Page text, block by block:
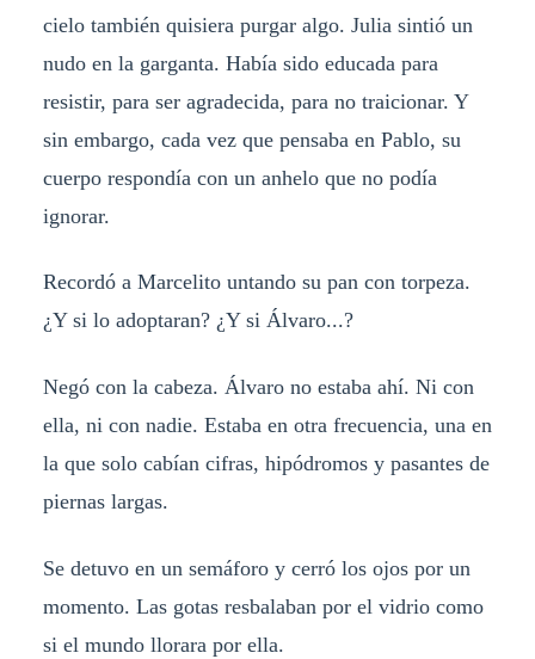
cielo también quisiera purgar algo. Julia sintió un
nudo en la garganta. Había sido educada para
resistir, para ser agradecida, para no traicionar. Y
sin embargo, cada vez que pensaba en Pablo, su
cuerpo respondía con un anhelo que no podía
ignorar.
Recordó a Marcelito untando su pan con torpeza.
¿Y si lo adoptaran? ¿Y si Álvaro...?
Negó con la cabeza. Álvaro no estaba ahí. Ni con
ella, ni con nadie. Estaba en otra frecuencia, una en
la que solo cabían cifras, hipódromos y pasantes de
piernas largas.
Se detuvo en un semáforo y cerró los ojos por un
momento. Las gotas resbalaban por el vidrio como
si el mundo llorara por ella.